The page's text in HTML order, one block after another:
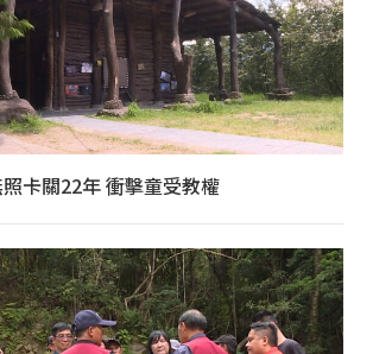
卡關22年 衝擊童受教權